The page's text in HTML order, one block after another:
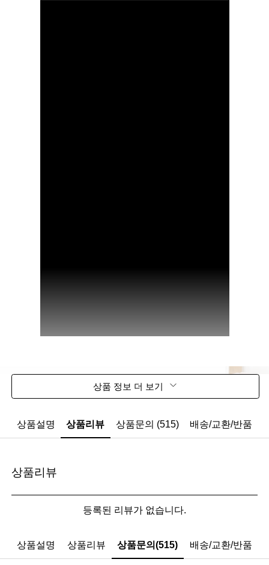
상품 정보 더 보기
상품설명 상품리뷰 상품문의 (515) 배송/교환/반품
상품리뷰
등록된 리뷰가 없습니다.
상품설명 상품리뷰 상품문의(515) 배송/교환/반품